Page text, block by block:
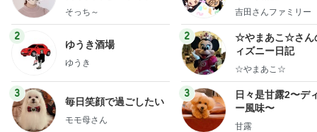
献立
そっち～
2
ゆうき酒場
ゆうき
3
毎日笑顔で過ごしたい
モモ母さん
y Ameba 吉田さ
ログ
吉田さんファミリー
2
☆やまあこ☆さん
ィズニー日記
☆やまあこ☆
3
日々是甘露2〜デ
ー風味〜
甘露